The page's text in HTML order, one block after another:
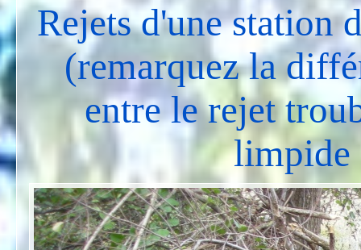
Rejets d'une station
(remarquez la
entre le rejet
limpide